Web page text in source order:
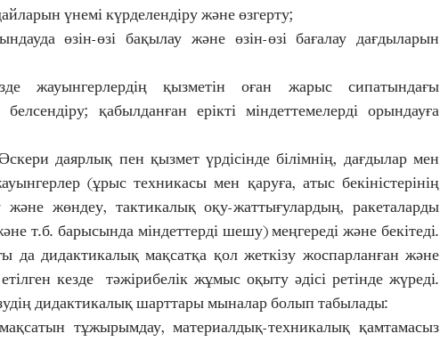
үнемі күрделендіру және өзгерту;
өзін-өзі бақылау және өзін-өзі бағалау дағдыларын
жауынгерлердің қызметін оған жарыс сипатындағы
белсендіру; қабылданған ерікті міндеттемелерді орындауға
даярлық пен қызмет үрдісінде білімнің, дағдылар мен
(ұрыс техникасы мен қаруға, атыс бекіністерінің
жөндеу, тактикалық оқу-жаттығулардың, ракеталарды
т.б. барысында міндеттерді шешу) меңгереді және бекітеді.
да дидактикалық мақсатқа қол жеткізу жоспарланған және
кезде  тәжірибелік жұмыс оқыту әдісі ретінде жүреді.
дидактикалық шарттары мыналар болып табылады:
тұжырымдау, материалдық-техникалық қамтамасыз